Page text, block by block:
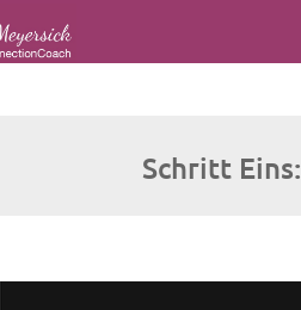
Schritt Eins: